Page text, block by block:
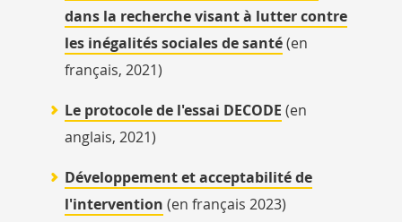
dans la recherche visant à lutter contre
les inégalités sociales de santé(en
français, 2021)
Le protocole de l'essai DECODE (en
anglais, 2021)
Développement et acceptabilité de
l'intervention (en français 2023)